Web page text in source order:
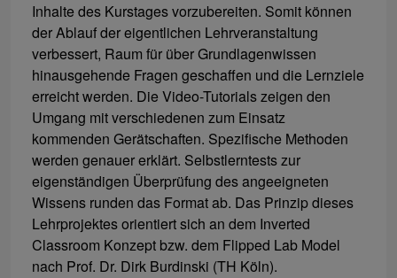
Inhalte des Kurstages vorzubereiten. Somit können
der Ablauf der eigentlichen Lehrveranstaltung
verbessert, Raum für über Grundlagenwissen
hinausgehende Fragen geschaffen und die Lernziele
erreicht werden. Die Video-Tutorials zeigen den
Umgang mit verschiedenen zum Einsatz
kommenden Gerätschaften. Spezifische Methoden
werden genauer erklärt. Selbstlerntests zur
eigenständigen Überprüfung des angeeigneten
Wissens runden das Format ab. Das Prinzip dieses
Lehrprojektes orientiert sich an dem Inverted
Classroom Konzept bzw. dem Flipped Lab Model
nach Prof. Dr. Dirk Burdinski (TH Köln).